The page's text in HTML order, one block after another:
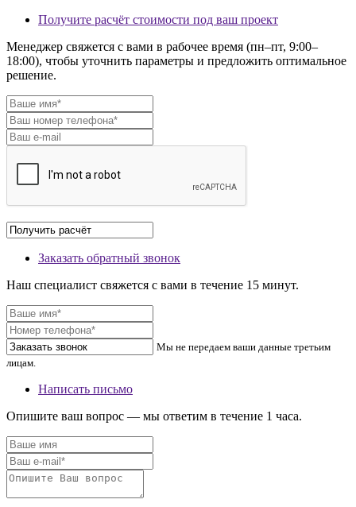
Получите расчёт стоимости под ваш проект
Менеджер свяжется с вами в рабочее время (пн–пт, 9:00–
18:00), чтобы уточнить параметры и предложить оптимальное
решение.
Заказать обратный звонок
Наш специалист свяжется с вами в течение 15 минут.
Мы не передаем ваши данные третьим
лицам.
Написать письмо
Опишите ваш вопрос — мы ответим в течение 1 часа.